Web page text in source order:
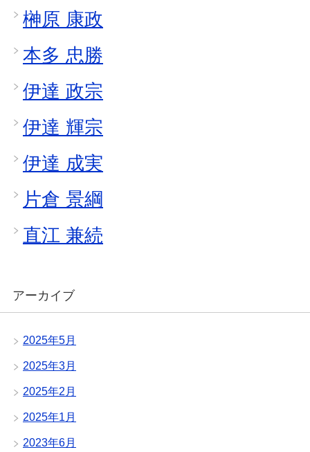
榊原 康政
本多 忠勝
伊達 政宗
伊達 輝宗
伊達 成実
片倉 景綱
直江 兼続
アーカイブ
2025年5月
2025年3月
2025年2月
2025年1月
2023年6月